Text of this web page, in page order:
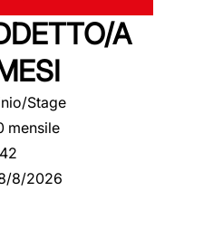
A
Stage
mensile
8/2026